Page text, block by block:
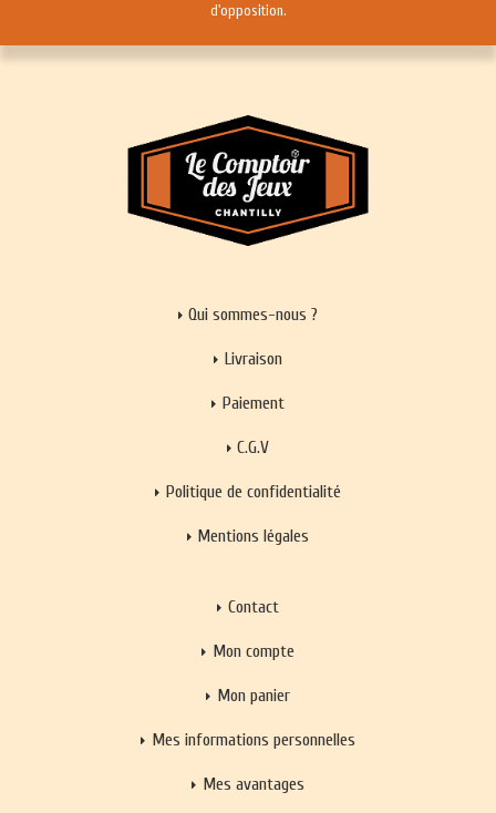
d'opposition.
Qui sommes-nous ?
Livraison
Paiement
C.G.V
Politique de confidentialité
Mentions légales
Contact
Mon compte
Mon panier
Mes informations personnelles
Mes avantages